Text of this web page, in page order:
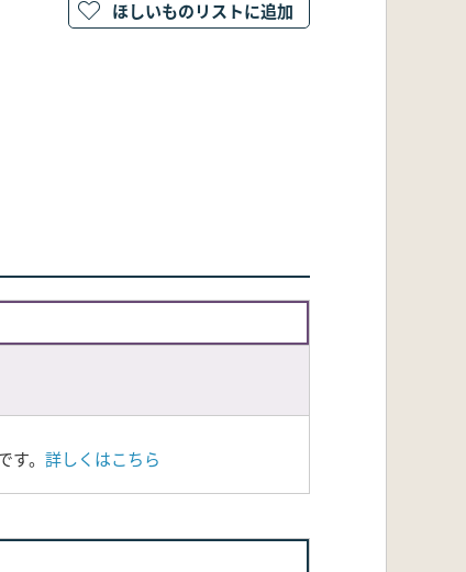
。 詳しくはこちら
ほしいものリストに追加